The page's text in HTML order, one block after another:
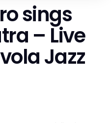
sings
– Live
Jazz